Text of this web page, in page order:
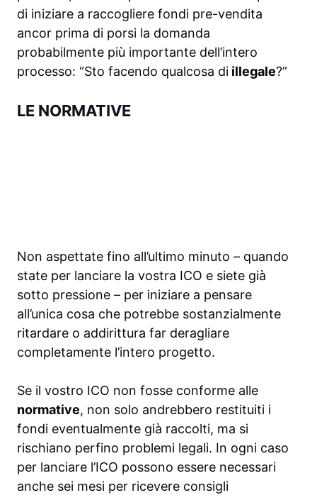
di iniziare a raccogliere fondi pre-vendita
ancor prima di porsi la domanda
probabilmente più importante dell’intero
processo: “Sto facendo qualcosa di illegale?”
LE NORMATIVE
Non aspettate fino all’ultimo minuto – quando
state per lanciare la vostra ICO e siete già
sotto pressione – per iniziare a pensare
all’unica cosa che potrebbe sostanzialmente
ritardare o addirittura far deragliare
completamente l’intero progetto.
Se il vostro ICO non fosse conforme alle
normative, non solo andrebbero restituiti i
fondi eventualmente già raccolti, ma si
rischiano perfino problemi legali. In ogni caso
per lanciare l’ICO possono essere necessari
anche sei mesi per ricevere consigli